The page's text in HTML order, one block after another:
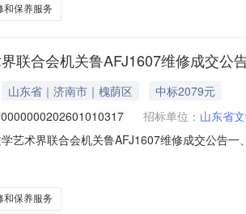
和保养服务
联合会机关鲁AFJ1607维修成交公
山东省｜济南市｜槐荫区
中标2079元
招标单位： 山东省
艺术界联合会机关鲁AFJ1607维修成交公告
汽车服务有限公司1.0000002079.000000元七
和保养服务